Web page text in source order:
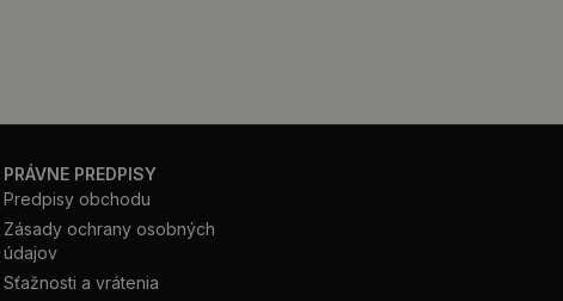
PRÁVNE PREDPISY
Predpisy obchodu
Zásady ochrany osobných
údajov
Sťažnosti a vrátenia